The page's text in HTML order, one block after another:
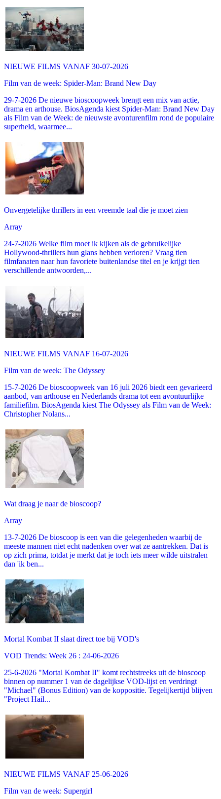
NIEUWE FILMS VANAF 30-07-2026
Film van de week: Spider-Man: Brand New Day
29-7-2026 De nieuwe bioscoopweek brengt een mix van actie,
drama en arthouse. BiosAgenda kiest Spider-Man: Brand New Day
als Film van de Week: de nieuwste avonturenfilm rond de populaire
superheld, waarmee...
Onvergetelijke thrillers in een vreemde taal die je moet zien
Array
24-7-2026 Welke film moet ik kijken als de gebruikelijke
Hollywood-thrillers hun glans hebben verloren? Vraag tien
filmfanaten naar hun favoriete buitenlandse titel en je krijgt tien
verschillende antwoorden,...
NIEUWE FILMS VANAF 16-07-2026
Film van de week: The Odyssey
15-7-2026 De bioscoopweek van 16 juli 2026 biedt een gevarieerd
aanbod, van arthouse en Nederlands drama tot een avontuurlijke
familiefilm. BiosAgenda kiest The Odyssey als Film van de Week:
Christopher Nolans...
Wat draag je naar de bioscoop?
Array
13-7-2026 De bioscoop is een van die gelegenheden waarbij de
meeste mannen niet echt nadenken over wat ze aantrekken. Dat is
op zich prima, totdat je merkt dat je toch iets meer wilde uitstralen
dan 'ik ben...
Mortal Kombat II slaat direct toe bij VOD's
VOD Trends: Week 26 : 24-06-2026
25-6-2026 "Mortal Kombat II" komt rechtstreeks uit de bioscoop
binnen op nummer 1 van de dagelijkse VOD-lijst en verdringt
"Michael" (Bonus Edition) van de koppositie. Tegelijkertijd blijven
"Project Hail...
NIEUWE FILMS VANAF 25-06-2026
Film van de week: Supergirl